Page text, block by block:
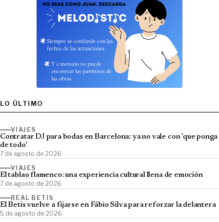
LO ÚLTIMO
VIAJES
Contratar DJ para bodas en Barcelona: ya no vale con 'que ponga
de todo'
7 de agosto de 2026
VIAJES
El tablao flamenco: una experiencia cultural llena de emoción
7 de agosto de 2026
REAL BETIS
El Betis vuelve a fijarse en Fábio Silva para reforzar la delantera
5 de agosto de 2026